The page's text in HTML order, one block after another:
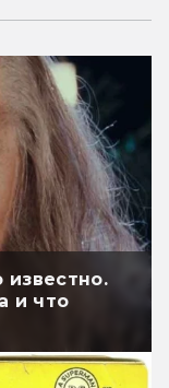
известно.
и что